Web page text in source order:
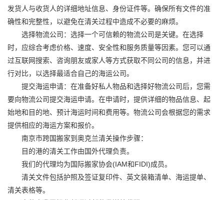
发货人与收货人的详细地址信息、身份证件等。确保所有文件的准
确性和完整性，以避免在清关过程中造成不必要的麻烦。
选择物流公司：选择一个可信赖的物流公司是关键。在选择
时，应综合考虑价格、速度、安全性和服务质量等因素。您可以通
过互联网搜索、咨询朋友或家人等方式获取不同公司的信息，并进
行对比，以选择最适合自己的海运公司。
提交海运申请：在准备好私人物品和选择好物流公司后，您需
要向物流公司提交海运申请。在申请时，提供详细的物品信息、起
始地和目的地、预计海运时间和费用等。物流公司会根据您的需求
提供相应的海运方案和报价。
南京市跨国搬家到奥克兰清关操作步骤：
目的港的清关工作由国外代理负责。
我们的代理均为国际搬家协会(IAM和FIDI)成员。
清关文件包括护照及签证复印件、英文装箱清单、海运提单、
清关表格等。